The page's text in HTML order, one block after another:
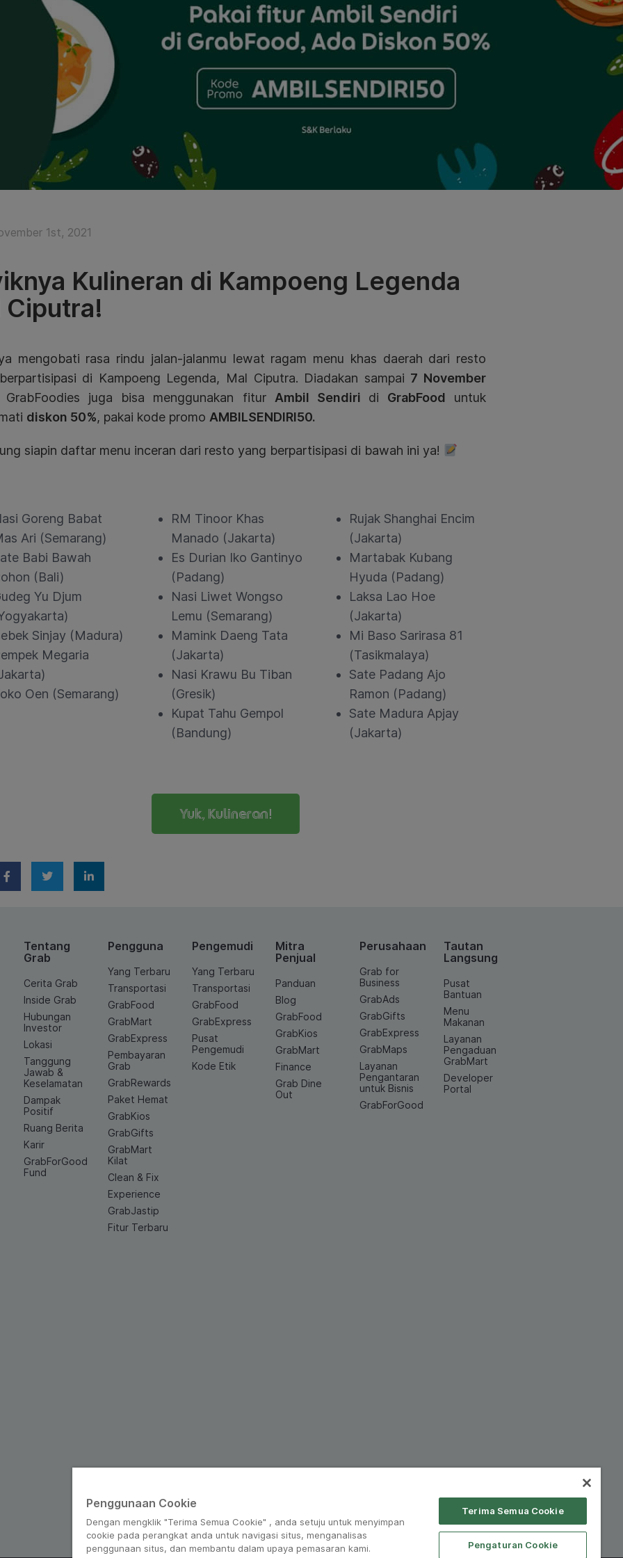
1st, 2021
Kulineran di Kampoeng Legenda
Ciputra!
mengobati rasa rindu jalan-jalanmu lewat ragam menu khas daerah dari resto
di Kampoeng Legenda, Mal Ciputra. Diadakan sampai 7 November
GrabFoodies juga bisa menggunakan fitur Ambil Sendiri di GrabFood untuk
diskon 50%, pakai kode promo AMBILSENDIRI50.
siapin daftar menu inceran dari resto yang berpartisipasi di bawah ini ya!
Goreng Babat
Ari (Semarang)
Babi Bawah
(Bali)
Yu Djum
Sinjay (Madura)
Megaria
Oen (Semarang)
RM Tinoor Khas
Manado (Jakarta)
Es Durian Iko Gantinyo
(Padang)
Nasi Liwet Wongso
Lemu (Semarang)
Mamink Daeng Tata
(Jakarta)
Nasi Krawu Bu Tiban
(Gresik)
Kupat Tahu Gempol
(Bandung)
Rujak Shanghai Encim
(Jakarta)
Martabak Kubang
Hyuda (Padang)
Laksa Lao Hoe
(Jakarta)
Mi Baso Sarirasa 81
(Tasikmalaya)
Sate Padang Ajo
Ramon (Padang)
Sate Madura Apjay
(Jakarta)
Yuk, Kulineran!
Tentang
Grab
Cerita Grab
Inside Grab
Hubungan
Investor
Lokasi
Tanggung
Jawab &
Keselamatan
Dampak
Positif
Ruang Berita
Karir
GrabForGood
Fund
Pengguna
Yang Terbaru
Transportasi
GrabFood
GrabMart
GrabExpress
Pembayaran
Grab
GrabRewards
Paket Hemat
GrabKios
GrabGifts
GrabMart
Kilat
Clean & Fix
Experience
GrabJastip
Fitur Terbaru
Pengemudi
Yang Terbaru
Transportasi
GrabFood
GrabExpress
Pusat
Pengemudi
Kode Etik
Mitra
Penjual
Panduan
Blog
GrabFood
GrabKios
GrabMart
Finance
Grab Dine
Out
Perusahaan
Grab for
Business
GrabAds
GrabGifts
GrabExpress
GrabMaps
Layanan
Pengantaran
untuk Bisnis
GrabForGood
Tautan
Langsung
Pusat
Bantuan
Menu
Makanan
Layanan
Pengaduan
GrabMart
Developer
Portal
Penggunaan Cookie
Dengan mengklik "Terima Semua Cookie" , anda setuju untuk menyimpan
cookie pada perangkat anda untuk navigasi situs, menganalisas
penggunaan situs, dan membantu dalam upaya pemasaran kami.
Terima Semua Cookie
Pengaturan Cookie